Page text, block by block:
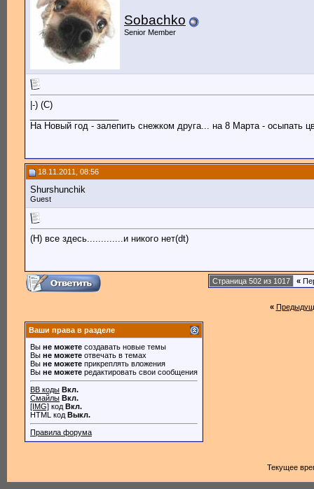
Sobachko
Senior Member
|-) (C)
На Новый год - залепить снежком друга... на 8 Марта - осыпать
18.11.2011, 08:56
Shurshunchik
Guest
(H) все здесь.............и никого нет(dt)
Страница 502 из 1017 «
«
Ваши права в разделе
Вы не можете создавать новые темы
Вы не можете отвечать в темах
Вы не можете прикреплять вложения
Вы не можете редактировать свои сообщения
BB коды Вкл.
Смайлы Вкл.
[IMG] код Вкл.
HTML код Выкл.
Правила форума
Текущее